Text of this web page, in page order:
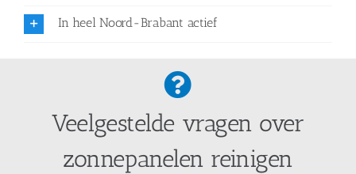
In heel Noord-Brabant actief
Veelgestelde vragen over
zonnepanelen reinigen